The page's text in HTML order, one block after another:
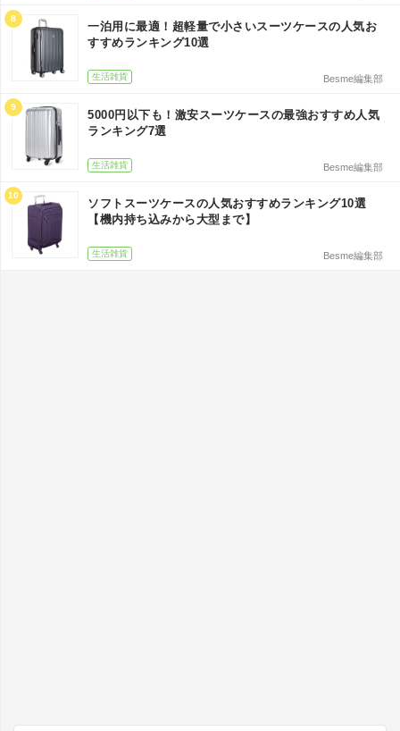
8
一泊用に最適！超軽量で小さいスーツケースの人気お
すすめランキング10選
生活雑貨 Besme編集部
9
5000円以下も！激安スーツケースの最強おすすめ人気
ランキング7選
生活雑貨 Besme編集部
10
ソフトスーツケースの人気おすすめランキング10選
【機内持ち込みから大型まで】
生活雑貨 Besme編集部